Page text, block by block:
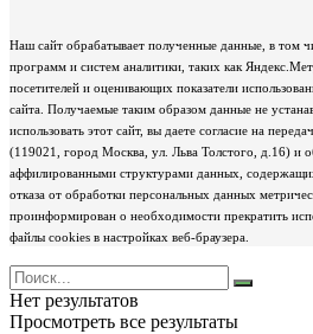
Наш сайт обрабатывает полученные данные, в том
программ и систем аналитики, таких как
посетителей и оценивающих показатели
сайта. Получаемые таким образом данные не
использовать этот сайт, вы даете согласие на
(119021, город Москва, ул. Льва Толстого, д.16) и
аффилированными структурами данных,
отказа от обработки персональных данных
проинформирован о необходимости прекратить
файлы cookies в настройках веб-браузера.
Нет результатов
Просмотреть все результаты